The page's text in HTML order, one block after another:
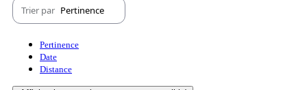
Trier par Pertinence
Pertinence
Date
Distance